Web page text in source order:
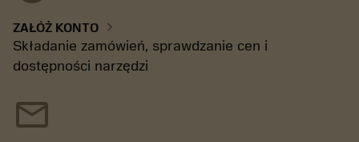
ZAŁÓŻ KONTO chevron_right
Składanie zamówień, sprawdzanie cen i
dostępności narzędzi
mail